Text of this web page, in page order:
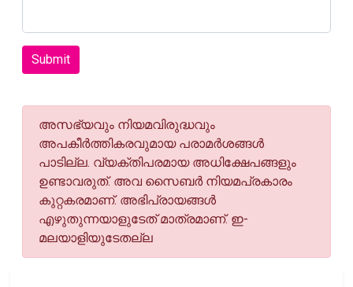
Submit
അസഭ്യവും നിയമവിരുദ്ധവും
അപകീര്‍ത്തികരവുമായ പരാമര്‍ശങ്ങള്‍
പാടില്ല. വ്യക്തിപരമായ അധിക്ഷേപങ്ങളും
ഉണ്ടാവരുത്. അവ സൈബര്‍ നിയമപ്രകാരം
കുറ്റകരമാണ്. അഭിപ്രായങ്ങള്‍
എഴുതുന്നയാളുടേത് മാത്രമാണ്. ഇ-
മലയാളിയുടേതല്ല